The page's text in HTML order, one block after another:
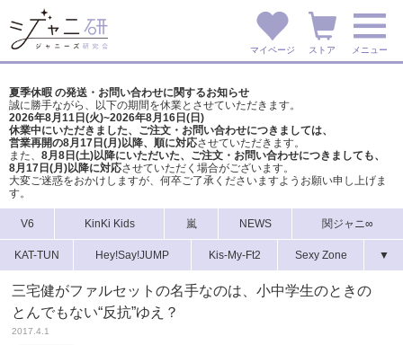
マイページ ストア メニュー
夏季休暇 の発送・お問い合わせに関するお知らせ
誠に勝手ながら、以下の期間を休業とさせていただきます。
2026年8月11日(火)~2026年8月16日(日)
休業中にいただきました、ご注文・お問い合わせにつきましては、
営業再開の8月17日(月)以降、順に対応させていただきます。
また、 8月8日(土)以降にいただいた、ご注文・ お問い合わせにつきましても、
8月17日(月)以降に対応させていただく場合がございます。
大変ご迷惑をおかけしますが、 何卒ご了承くださいますようお願い申し上げま
す。
V6 KinKi Kids 嵐 NEWS 関ジャニ∞
KAT-TUN Hey!Say!JUMP Kis-My-Ft2 Sexy Zone ▼
三宅健がファルセットの名手なのは、小中学生のときの
とんでもない“反抗”ゆえ？
2017.4.1